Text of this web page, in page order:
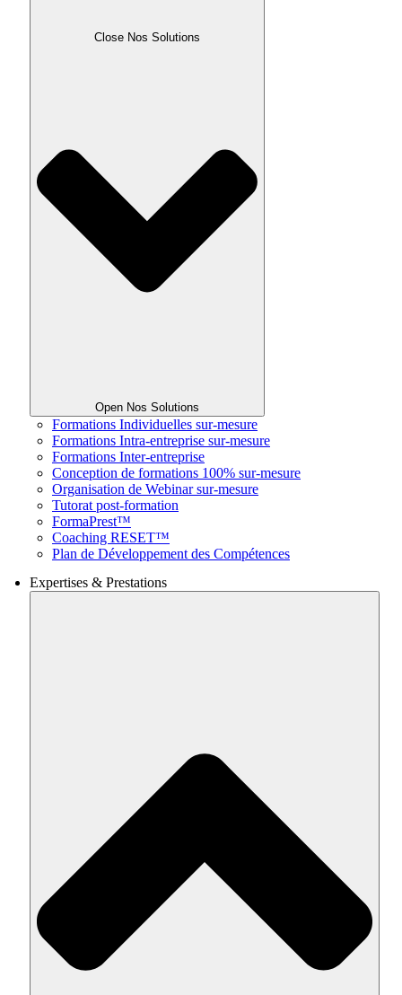
Close Nos Solutions
Open Nos Solutions
Formations Individuelles sur-mesure
Formations Intra-entreprise sur-mesure
Formations Inter-entreprise
Conception de formations 100% sur-mesure
Organisation de Webinar sur-mesure
Tutorat post-formation
FormaPrest™
Coaching RESET™
Plan de Développement des Compétences
Expertises & Prestations